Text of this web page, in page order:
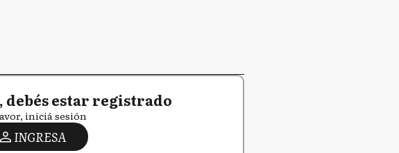
debés estar registrado
iniciá sesión
INGRESA